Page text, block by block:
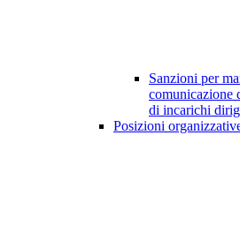
Sanzioni per
comunicazione
di incarichi
Posizioni